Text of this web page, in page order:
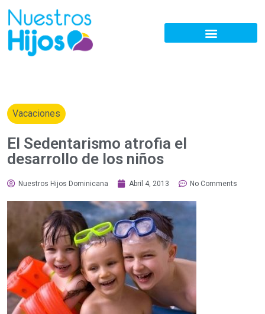
Vacaciones
El Sedentarismo atrofia el
desarrollo de los niños
Nuestros Hijos Dominicana Abril 4, 2013 No Comments